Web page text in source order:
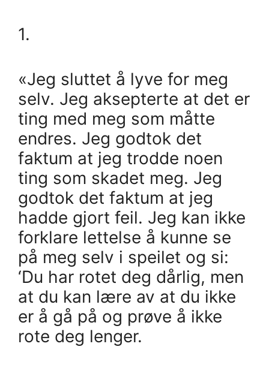
1.
«Jeg sluttet å lyve for meg
selv. Jeg aksepterte at det er
ting med meg som måtte
endres. Jeg godtok det
faktum at jeg trodde noen
ting som skadet meg. Jeg
godtok det faktum at jeg
hadde gjort feil. Jeg kan ikke
forklare lettelse å kunne se
på meg selv i speilet og si:
‘Du har rotet deg dårlig, men
at du kan lære av at du ikke
er å gå på og prøve å ikke
rote deg lenger.